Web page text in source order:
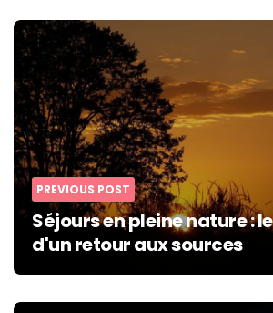
Post
navigation
PREVIOUS POST
Séjours en pleine nature :
d'un retour aux sources